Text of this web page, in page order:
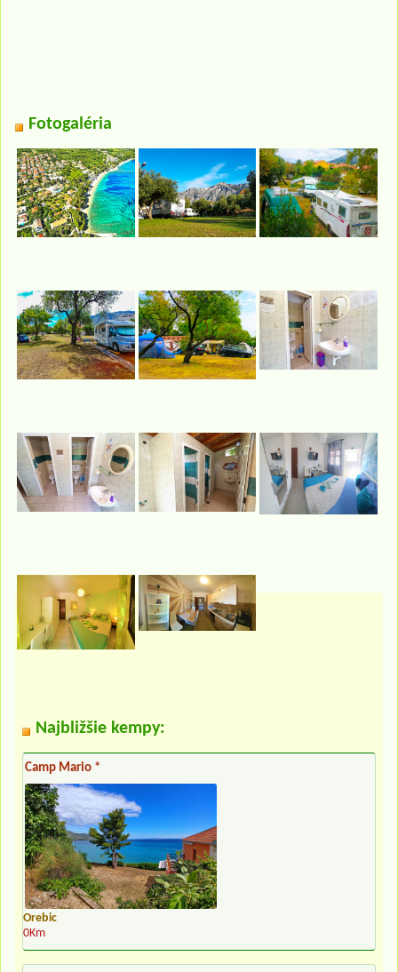
Fotogaléria
Najbližšie kempy:
Camp Mario *
Orebic
0Km